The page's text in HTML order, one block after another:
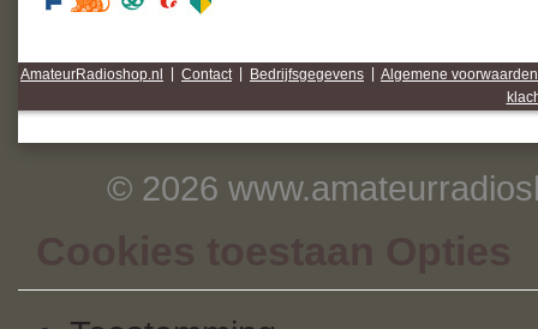
AmateurRadioshop.nl Contact Bedrijfsgegevens
Algemene voorwaarden
© 2026
Cookies toestaan Opties